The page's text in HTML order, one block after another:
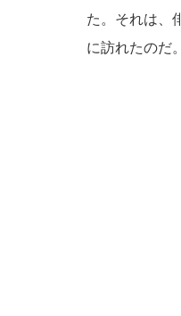
た。それは、
に訪れたのだ。